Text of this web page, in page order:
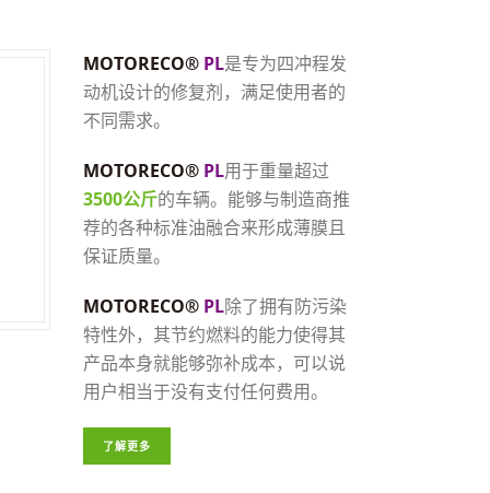
MOTORECO® PL是专为四冲程发
动机设计的修复剂，满足使用者的
不同需求。
MOTORECO® PL用于重量超过
3500公斤的车辆。能够与制造商推
荐的各种标准油融合来形成薄膜且
保证质量。
MOTORECO® PL除了拥有防污染
特性外，其节约燃料的能力使得其
产品本身就能够弥补成本，可以说
用户相当于没有支付任何费用。
了解更多